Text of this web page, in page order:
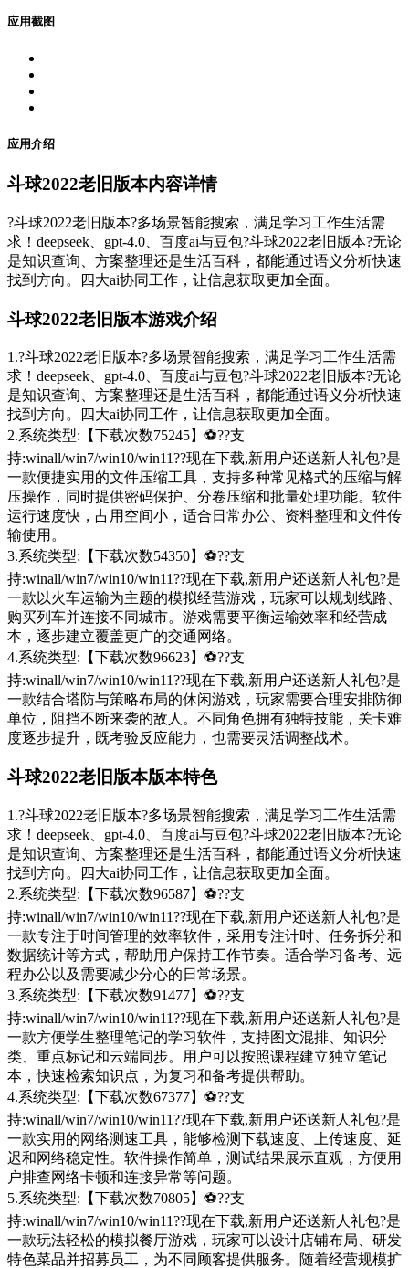
应用截图
应用介绍
斗球2022老旧版本内容详情
?斗球2022老旧版本?多场景智能搜索，满足学习工作生活需
求！deepseek、gpt-4.0、百度ai与豆包?斗球2022老旧版本?无论
是知识查询、方案整理还是生活百科，都能通过语义分析快速
找到方向。四大ai协同工作，让信息获取更加全面。
斗球2022老旧版本游戏介绍
1.?斗球2022老旧版本?多场景智能搜索，满足学习工作生活需
求！deepseek、gpt-4.0、百度ai与豆包?斗球2022老旧版本?无论
是知识查询、方案整理还是生活百科，都能通过语义分析快速
找到方向。四大ai协同工作，让信息获取更加全面。
2.系统类型:【下载次数75245】⚽??支
持:winall/win7/win10/win11??现在下载,新用户还送新人礼包?是
一款便捷实用的文件压缩工具，支持多种常见格式的压缩与解
压操作，同时提供密码保护、分卷压缩和批量处理功能。软件
运行速度快，占用空间小，适合日常办公、资料整理和文件传
输使用。
3.系统类型:【下载次数54350】⚽??支
持:winall/win7/win10/win11??现在下载,新用户还送新人礼包?是
一款以火车运输为主题的模拟经营游戏，玩家可以规划线路、
购买列车并连接不同城市。游戏需要平衡运输效率和经营成
本，逐步建立覆盖更广的交通网络。
4.系统类型:【下载次数96623】⚽??支
持:winall/win7/win10/win11??现在下载,新用户还送新人礼包?是
一款结合塔防与策略布局的休闲游戏，玩家需要合理安排防御
单位，阻挡不断来袭的敌人。不同角色拥有独特技能，关卡难
度逐步提升，既考验反应能力，也需要灵活调整战术。
斗球2022老旧版本版本特色
1.?斗球2022老旧版本?多场景智能搜索，满足学习工作生活需
求！deepseek、gpt-4.0、百度ai与豆包?斗球2022老旧版本?无论
是知识查询、方案整理还是生活百科，都能通过语义分析快速
找到方向。四大ai协同工作，让信息获取更加全面。
2.系统类型:【下载次数96587】⚽??支
持:winall/win7/win10/win11??现在下载,新用户还送新人礼包?是
一款专注于时间管理的效率软件，采用专注计时、任务拆分和
数据统计等方式，帮助用户保持工作节奏。适合学习备考、远
程办公以及需要减少分心的日常场景。
3.系统类型:【下载次数91477】⚽??支
持:winall/win7/win10/win11??现在下载,新用户还送新人礼包?是
一款方便学生整理笔记的学习软件，支持图文混排、知识分
类、重点标记和云端同步。用户可以按照课程建立独立笔记
本，快速检索知识点，为复习和备考提供帮助。
4.系统类型:【下载次数67377】⚽??支
持:winall/win7/win10/win11??现在下载,新用户还送新人礼包?是
一款实用的网络测速工具，能够检测下载速度、上传速度、延
迟和网络稳定性。软件操作简单，测试结果展示直观，方便用
户排查网络卡顿和连接异常等问题。
5.系统类型:【下载次数70805】⚽??支
持:winall/win7/win10/win11??现在下载,新用户还送新人礼包?是
一款玩法轻松的模拟餐厅游戏，玩家可以设计店铺布局、研发
特色菜品并招募员工，为不同顾客提供服务。随着经营规模扩